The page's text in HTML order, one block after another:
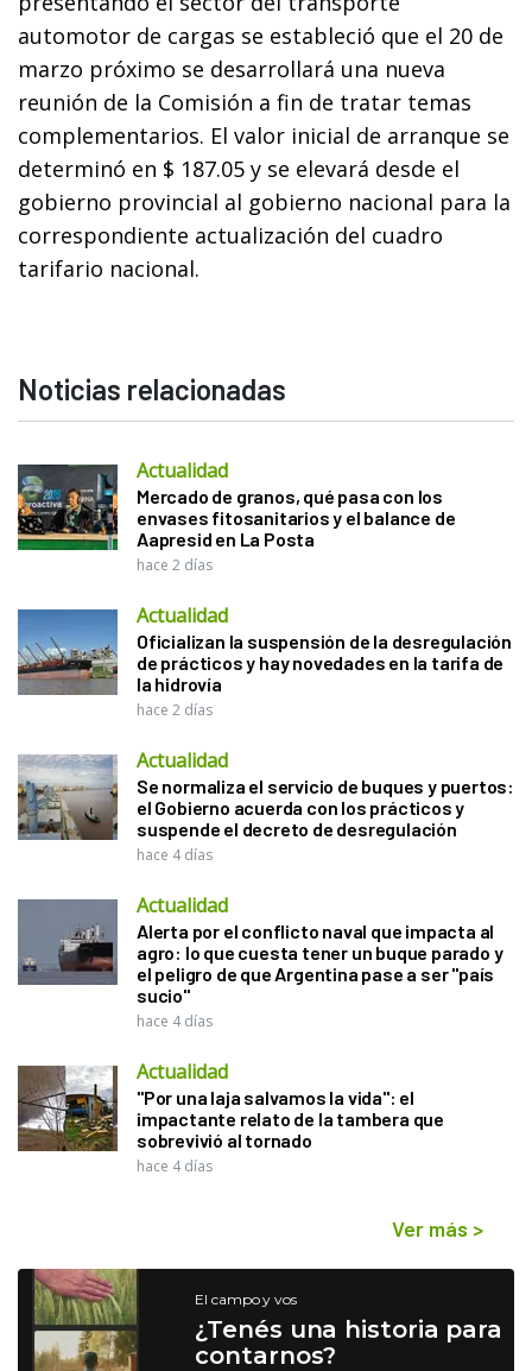
automotor de cargas se estableció que el 20 de
marzo próximo se desarrollará una nueva
reunión de la Comisión a fin de tratar temas
complementarios. El valor inicial de arranque se
determinó en $ 187.05 y se elevará desde el
gobierno provincial al gobierno nacional para la
correspondiente actualización del cuadro
tarifario nacional.
Noticias relacionadas
Actualidad
Mercado de granos, qué pasa con los
envases fitosanitarios y el balance de
Aapresid en La Posta
hace 2 días
Actualidad
Oficializan la suspensión de la desregulación
de prácticos y hay novedades en la tarifa de
la hidrovía
hace 2 días
Actualidad
Se normaliza el servicio de buques y puertos:
el Gobierno acuerda con los prácticos y
suspende el decreto de desregulación
hace 4 días
Actualidad
Alerta por el conflicto naval que impacta al
agro: lo que cuesta tener un buque parado y
el peligro de que Argentina pase a ser "país
sucio"
hace 4 días
Actualidad
"Por una laja salvamos la vida": el
impactante relato de la tambera que
sobrevivió al tornado
hace 4 días
Ver más >
El campo y vos
¿Tenés una historia para
contarnos?